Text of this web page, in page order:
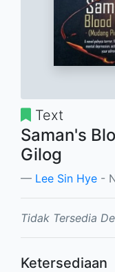
Text
Saman's
Gilog
Lee Sin Hye -
Tidak Tersedia
Ketersediaan